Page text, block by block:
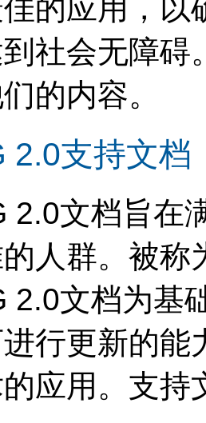
的应用，以
社会无障碍
的内容。
2.0支持文档
2.0文档旨在
人群。被称
2.0文档为基
行更新的能
应用。支持